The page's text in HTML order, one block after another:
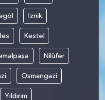
İznik
Kestel
Nilüfer
Osmangazi
Yıldırım